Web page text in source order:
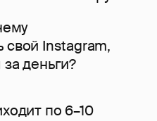
Instagram,
деньги?
по 6–10